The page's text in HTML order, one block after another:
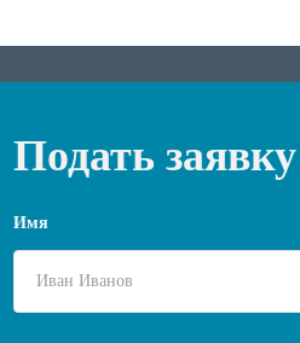
Подать заявку
Имя